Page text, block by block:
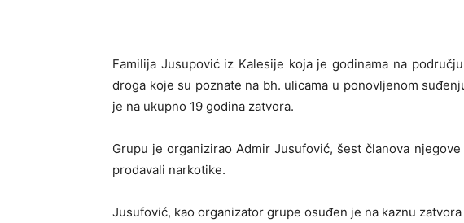
Familija Jusupović iz Kalesije koja je godinama na
droga koje su poznate na bh. ulicama u ponovljenom
je na ukupno 19 godina zatvora.
Grupu je organizirao Admir Jusufović, šest članova
prodavali narkotike.
Jusufović, kao organizator grupe osuđen je na kaznu